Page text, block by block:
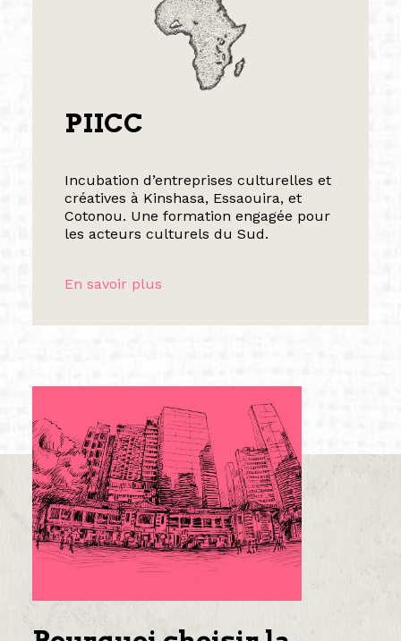
PIICC
Incubation d’entreprises culturelles et
créatives à Kinshasa, Essaouira, et
Cotonou. Une formation engagée pour
les acteurs culturels du Sud.
En savoir plus